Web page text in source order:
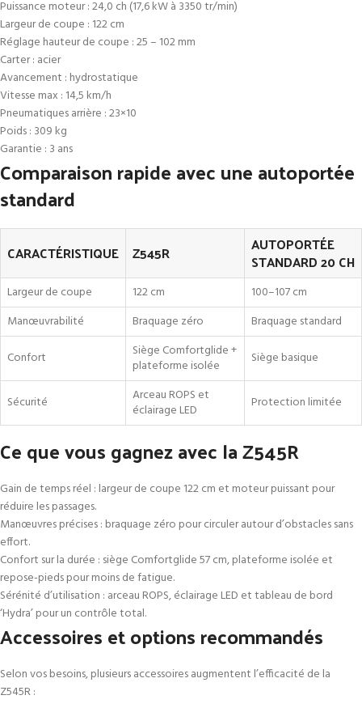
Puissance moteur : 24,0 ch (17,6 kW à 3350 tr/min)
Largeur de coupe : 122 cm
Réglage hauteur de coupe : 25 – 102 mm
Carter : acier
Avancement : hydrostatique
Vitesse max : 14,5 km/h
Pneumatiques arrière : 23×10
Poids : 309 kg
Garantie : 3 ans
Comparaison rapide avec une autoportée
standard
CARACTÉRISTIQUE Z545R AUTOPORTÉE
STANDARD 20 CH
Largeur de coupe 122 cm
100–107 cm
Manœuvrabilité
Braquage zéro
Braquage standard
Confort
Siège Comfortglide +
plateforme isolée
Siège basique
Sécurité
Arceau ROPS et
éclairage LED
Protection limitée
Ce que vous gagnez avec la Z545R
Gain de temps réel : largeur de coupe 122 cm et moteur puissant pour
réduire les passages.
Manœuvres précises : braquage zéro pour circuler autour d’obstacles sans
effort.
Confort sur la durée : siège Comfortglide 57 cm, plateforme isolée et
repose-pieds pour moins de fatigue.
Sérénité d’utilisation : arceau ROPS, éclairage LED et tableau de bord
‘Hydra’ pour un contrôle total.
Accessoires et options recommandés
Selon vos besoins, plusieurs accessoires augmentent l’efficacité de la
Z545R :